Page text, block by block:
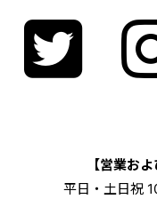
【営業お
平日・土日祝